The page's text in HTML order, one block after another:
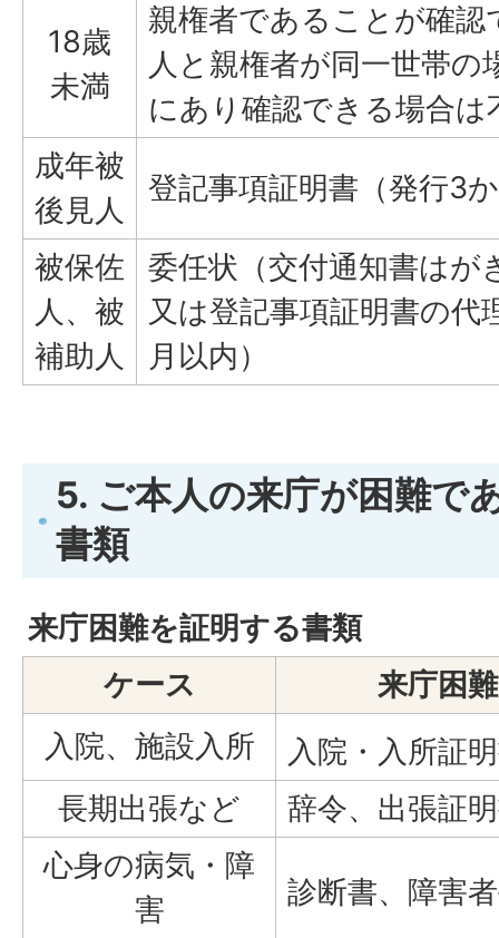
18歳
未満
親権者であることが確認
人と親権者が同一世帯の
にあり確認できる場合は
成年被
後見人
登記事項証明書（発行3
被保佐
人、被
補助人
委任状（交付通知書はが
又は登記事項証明書の代
月以内）
5. ご本人の来庁が困難で
書類
来庁困難を証明する書類
ケース
来庁困
入院、施設入所
入院・入所証
長期出張など
辞令、出張証
心身の病気・障
害
診断書、障害